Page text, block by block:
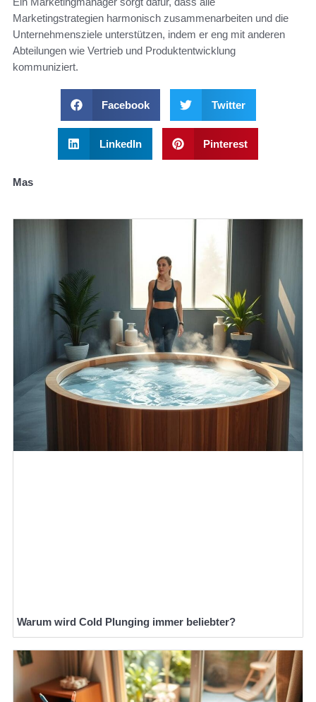
Marketingstrategien harmonisch zusammenarbeiten und die
Unternehmensziele unterstützen, indem er eng mit anderen
Abteilungen wie Vertrieb und Produktentwicklung
kommuniziert.
Facebook Twitter
LinkedIn Pinterest
Mas
Warum wird Cold Plunging immer beliebter?